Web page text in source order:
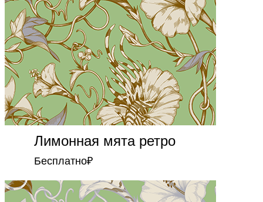
Лимонная мята ретро
Бесплатно₽